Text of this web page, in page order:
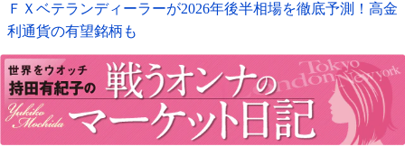
ＦＸベテランディーラーが2026年後半相場を徹底予測！高金
利通貨の有望銘柄も